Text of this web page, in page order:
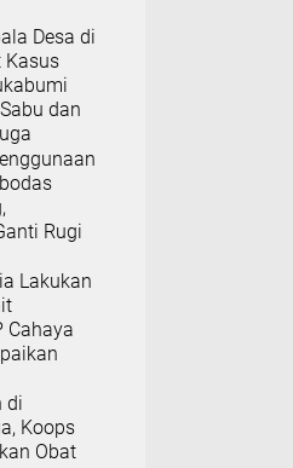
Desa di
Kasus
dan
Rugi
Lakukan
Cahaya
di
Koops
Obat